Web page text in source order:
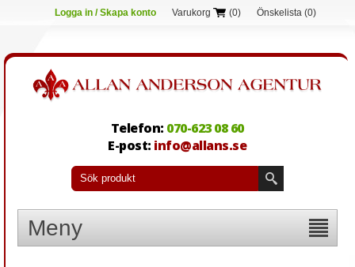
Logga in / Skapa konto Varukorg (0) Önskelista (0)
Telefon: 070-623 08 60
E-post: info@allans.se
Meny